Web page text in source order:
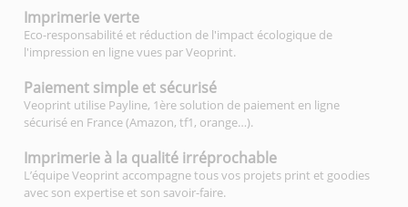
Imprimerieverte
Eco-responsabilité et réduction de l'impact écologique de
l'impression en ligne vues par Veoprint.
Paiement simple et sécurisé
Veoprint utilise Payline, 1ère solution de paiement en ligne
sécurisé en France (Amazon, tf1, orange…).
Imprimerie à la qualité irréprochable
L’équipe Veoprint accompagne tous vos projets print et goodies
avec son expertise et son savoir-faire.